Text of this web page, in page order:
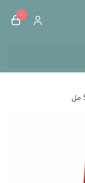
العناية و
٠